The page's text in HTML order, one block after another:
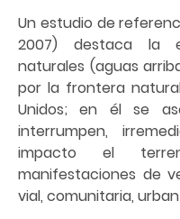
Un estudio de
2007) destaca la
naturales (aguas
por la frontera
Unidos; en él se
interrumpen,
impacto el
manifestaciones de
vial, comunitaria,